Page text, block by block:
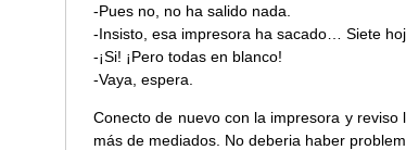
-Pues no, no ha salido nada.
-Insisto, esa impresora ha sacado… Siete
-¡Si! ¡Pero todas en blanco!
-Vaya, espera.
Conecto de nuevo con la impresora y
más de mediados. No deberia haber